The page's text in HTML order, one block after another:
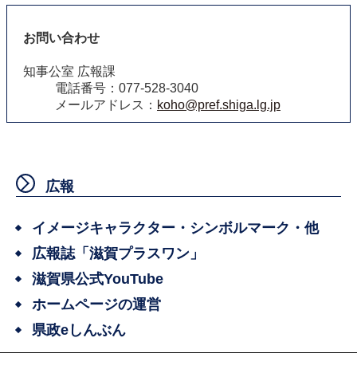
お問い合わせ
知事公室 広報課
電話番号：077-528-3040
メールアドレス： koho@pref.shiga.lg.jp
広報
イメージキャラクター・シンボルマーク・他
広報誌「滋賀プラスワン」
滋賀県公式YouTube
ホームページの運営
県政eしんぶん